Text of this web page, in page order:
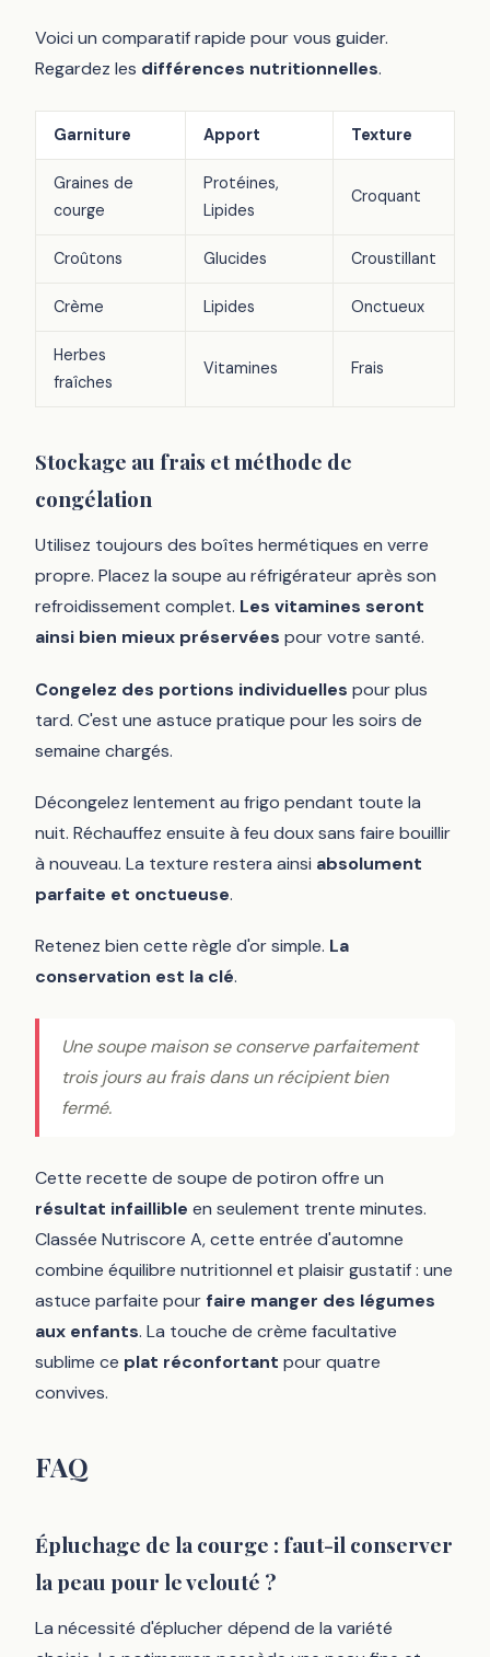
Voici un comparatif rapide pour vous guider.
Regardez les différences nutritionnelles.
Garniture Apport Texture
Graines de
courge
Protéines,
Lipides
Croquant
Croûtons Glucides Croustillant
Crème Lipides Onctueux
Herbes
fraîches
Vitamines Frais
Stockage au frais et méthode de
congélation
Utilisez toujours des boîtes hermétiques en verre
propre. Placez la soupe au réfrigérateur après son
refroidissement complet. Les vitamines seront
ainsi bien mieux préservées pour votre santé.
Congelez des portions individuelles pour plus
tard. C'est une astuce pratique pour les soirs de
semaine chargés.
Décongelez lentement au frigo pendant toute la
nuit. Réchauffez ensuite à feu doux sans faire bouillir
à nouveau. La texture restera ainsi absolument
parfaite et onctueuse.
Retenez bien cette règle d'or simple. La
conservation est la clé.
Une soupe maison se conserve parfaitement
trois jours au frais dans un récipient bien
fermé.
Cette recette de soupe de potiron offre un
résultat infaillible en seulement trente minutes.
Classée Nutriscore A, cette entrée d'automne
combine équilibre nutritionnel et plaisir gustatif : une
astuce parfaite pourfaire manger des légumes
aux enfants. La touche de crème facultative
sublime ce plat réconfortant pour quatre
convives.
FAQ
Épluchage de la courge : faut-il conserver
la peau pour le velouté ?
La nécessité d'éplucher dépend de la variété